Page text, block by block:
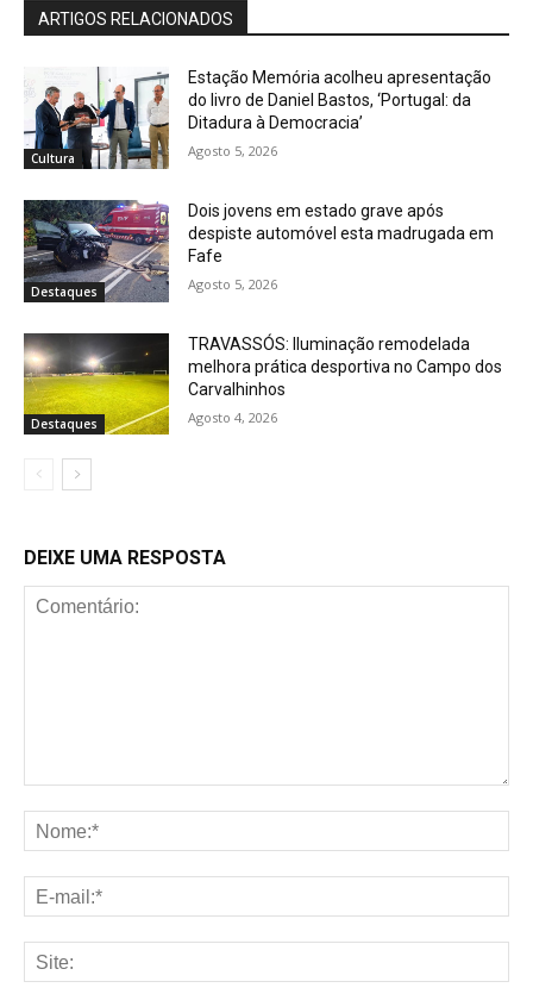
ARTIGOS RELACIONADOS
Cultura
Estação Memória acolheu apresentação
do livro de Daniel Bastos, ‘Portugal: da
Ditadura à Democracia’
Agosto 5, 2026
Destaques
Dois jovens em estado grave após
despiste automóvel esta madrugada em
Fafe
Agosto 5, 2026
Destaques
TRAVASSÓS: Iluminação remodelada
melhora prática desportiva no Campo dos
Carvalhinhos
Agosto 4, 2026
DEIXE UMA RESPOSTA